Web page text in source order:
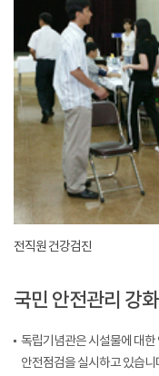
전직원 건강검진
국민 안전관리 강화
독립기념관은 시설물에 대
안전점검을 실시하고 있습